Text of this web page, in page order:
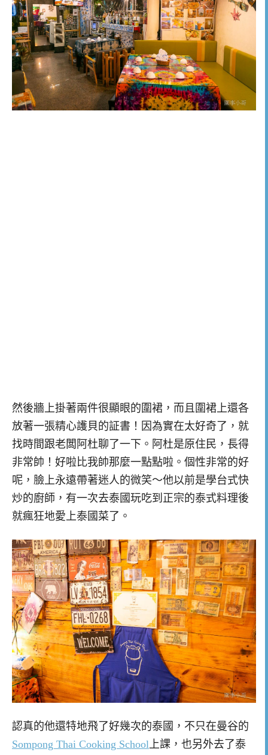
然後牆上掛著兩件很顯眼的圍裙，而且圍裙上還各
放著一張精心護貝的証書！因為實在太好奇了，就
找時間跟老闆阿杜聊了一下。阿杜是原住民，長得
非常帥！好啦比我帥那麼一點點啦。個性非常的好
呢，臉上永遠帶著迷人的微笑～他以前是學台式快
炒的廚師，有一次去泰國玩吃到正宗的泰式料理後
就瘋狂地愛上泰國菜了。
認真的他還特地飛了好幾次的泰國，不只在曼谷的
Sompong Thai Cooking School 上課，也另外去了泰